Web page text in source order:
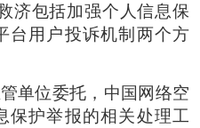
济包括加强个人信息保
台用户投诉机制两个方
单位委托，中国网络空
保护举报的相关处理工